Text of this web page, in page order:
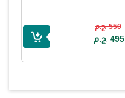
550 ج.م
495 ج.م